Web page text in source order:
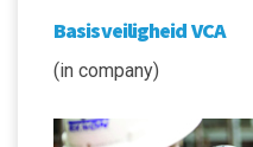
Basisveiligheid VCA
(in company)